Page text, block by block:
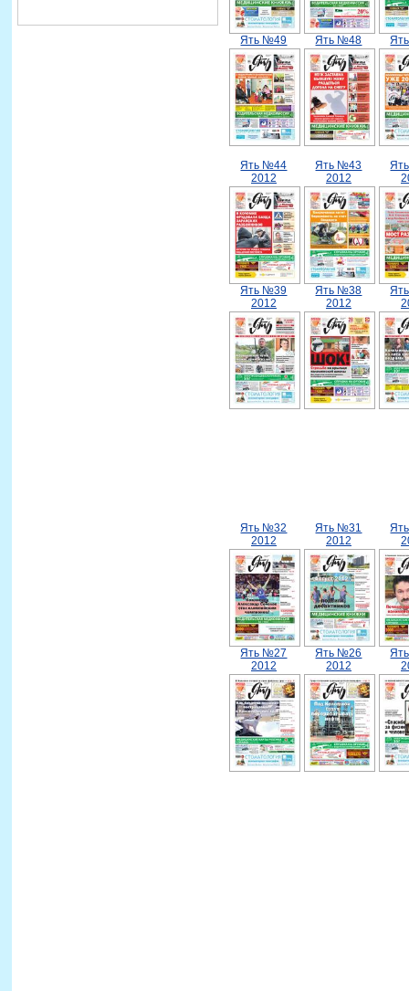
Ять №49 Ять №48
Ять №44
2012
Ять №43
2012
Ять №39
2012
Ять №38
2012
Ять №32
2012
Ять №31
2012
Ять №27
2012
Ять №26
2012